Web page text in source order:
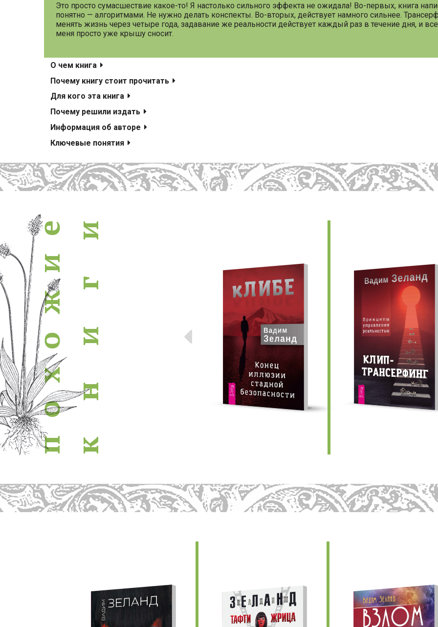
Это просто сумасшествие какое-то! Я настолько сильного эффекта не ожидала! Во-первых, книга
понятно — алгоритмами. Не нужно делать конспекты. Во-вторых, действует намного сильнее.
менять жизнь через четыре года, задавание же реальности действует каждый раз в течение дня, и
меня просто уже крышу сносит.
О чем книга
Почему книгу стоит прочитать
Для кого эта книга
Почему решили издать
Информация об авторе
Ключевые понятия
похожие книги
п
о
х
о
ж
и
е
к
н
и
г
и
Предыдущие